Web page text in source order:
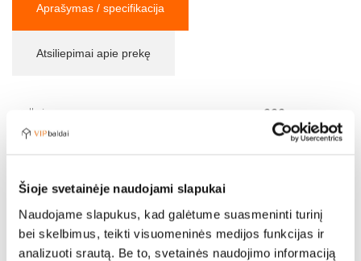
Šioje svetainėje naudojami slapukai
Naudojame slapukus, kad galėtume suasmeninti turinį
bei skelbimus, teikti visuomeninės medijos funkcijas ir
analizuoti srautą. Be to, svetainės naudojimo informaciją
Aprašymas / specifikacija
Atsiliepimai apie prekę
Ilgis: 222 cm
93 cm
Sėdimosios dalies aukštis: 45 cm
Sėdimos dalies gylis: 58 cm